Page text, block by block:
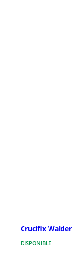
Crucifix
DISPONIBLE